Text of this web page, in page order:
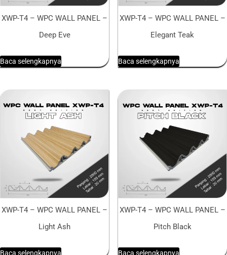
XWP-T4 – WPC WALL PANEL –
Deep Eve
Baca selengkapnya
XWP-T4 – WPC WALL PANEL –
Elegant Teak
Baca selengkapnya
XWP-T4 – WPC WALL PANEL –
Light Ash
Baca selengkapnya
XWP-T4 – WPC WALL PANEL –
Pitch Black
Baca selengkapnya